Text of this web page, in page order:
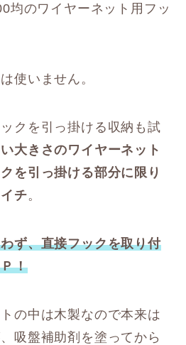
均のワイヤーネット用フッ
使いません。
クを引っ掛ける収納も試
大きさのワイヤーネット
を引っ掛ける部分に限り
チ。
ず、直接フックを取り付
！
の中は木製なので本来は
吸盤補助剤を塗ってから